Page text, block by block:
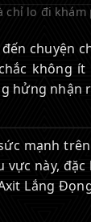
lo đi
chuyện
không
hửng nhận
mạnh
này,
Lắng